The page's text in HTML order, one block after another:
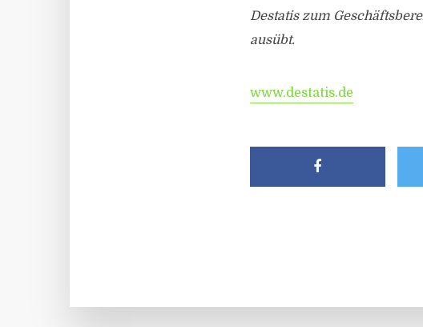
Destatis zum
ausübt.
www.destatis.de